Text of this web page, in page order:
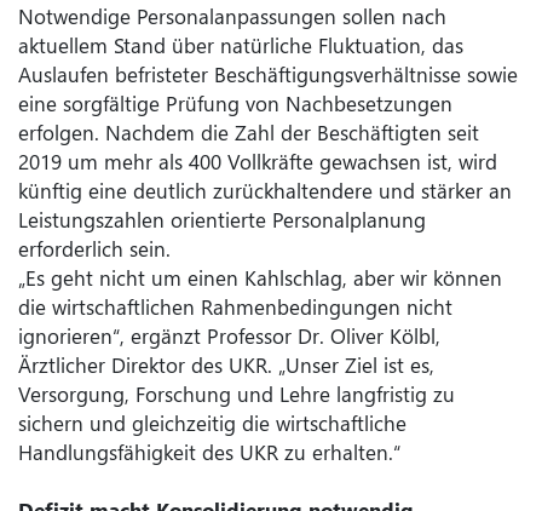
Notwendige Personalanpassungen sollen nach
aktuellem Stand über natürliche Fluktuation, das
Auslaufen befristeter Beschäftigungsverhältnisse sowie
eine sorgfältige Prüfung von Nachbesetzungen
erfolgen. Nachdem die Zahl der Beschäftigten seit
2019 um mehr als 400 Vollkräfte gewachsen ist, wird
künftig eine deutlich zurückhaltendere und stärker an
Leistungszahlen orientierte Personalplanung
erforderlich sein.
„Es geht nicht um einen Kahlschlag, aber wir können
die wirtschaftlichen Rahmenbedingungen nicht
ignorieren“, ergänzt Professor Dr. Oliver Kölbl,
Ärztlicher Direktor des UKR. „Unser Ziel ist es,
Versorgung, Forschung und Lehre langfristig zu
sichern und gleichzeitig die wirtschaftliche
Handlungsfähigkeit des UKR zu erhalten.“